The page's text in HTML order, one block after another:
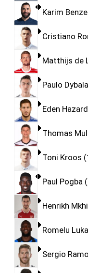
Karim
Cristiano
Matthijs de
Paulo Dybala
Eden Hazard
Thomas
Toni Kroos
Paul Pogba
Henrikh
Romelu
Sergio